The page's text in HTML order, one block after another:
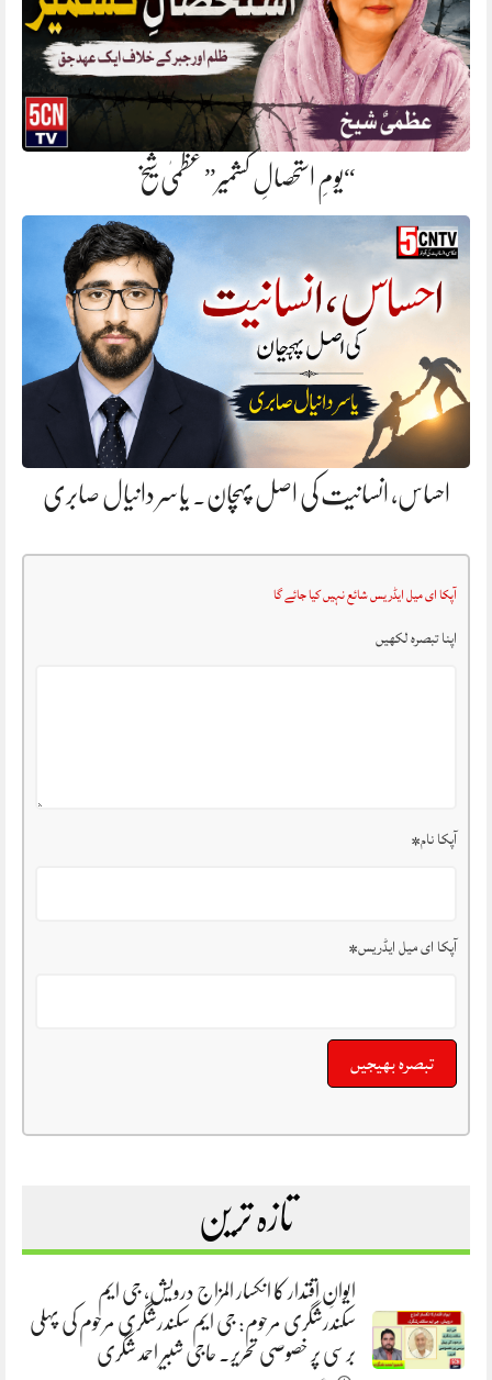
“یومِ استحصالِ کشمیر” عظمیٰ شیخ
احساس، انسانیت کی اصل پہچان. یاسر دانیال صابری
آپکا ای میل ایڈریس شائع نہیں کیا جائے گا
اپنا تبصرہ لکھیں
آپکا نام*
آپکا ای میل ایڈریس*
تازہ ترین
ایوانِ اقتدار کا انکسار المزاج درویش، جی ایم
سکندرشگری مرحوم: جی ایم سکندرشگری مرحوم کی پہلی
برسی پر خصوصی تحریر. حاجی شبیر احمد شگری